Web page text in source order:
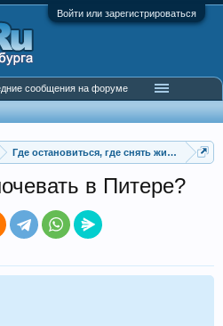
Войти или зарегистрироваться
Где остановиться, где снять жилье
в Питере?
сообщения на форуме